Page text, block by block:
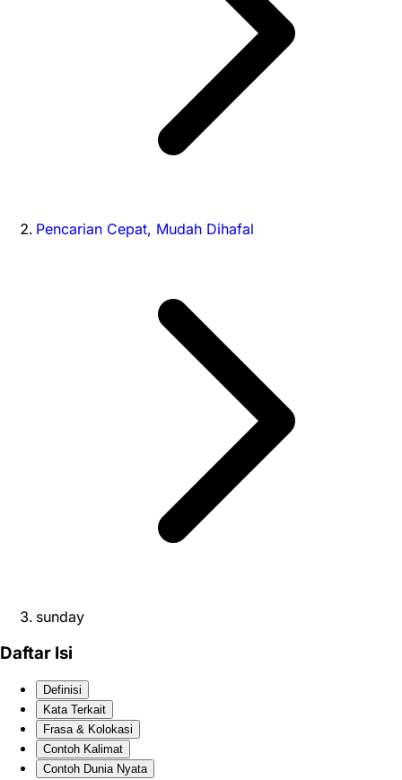
Pencarian Cepat, Mudah Dihafal
sunday
Daftar Isi
Definisi
Kata Terkait
Frasa & Kolokasi
Contoh Kalimat
Contoh Dunia Nyata